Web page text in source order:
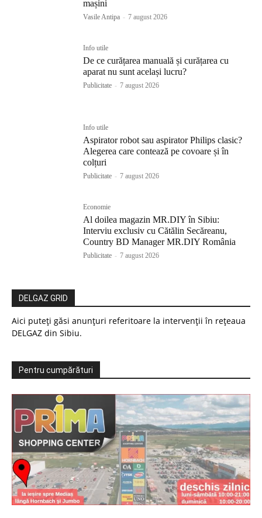
mașini
Vasile Antipa - 7 august 2026
Info utile
De ce curățarea manuală și curățarea cu
aparat nu sunt același lucru?
Publicitate - 7 august 2026
Info utile
Aspirator robot sau aspirator Philips clasic?
Alegerea care contează pe covoare și în
colțuri
Publicitate - 7 august 2026
Economie
Al doilea magazin MR.DIY în Sibiu:
Interviu exclusiv cu Cătălin Secăreanu,
Country BD Manager MR.DIY România
Publicitate - 7 august 2026
DELGAZ GRID
Aici puteți găsi anunțuri referitoare la intervenții în rețeaua
DELGAZ din Sibiu.
Pentru cumpărături